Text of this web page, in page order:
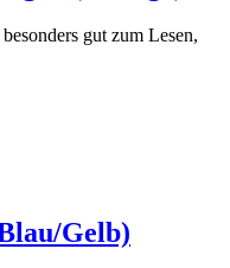
gut zum Lesen,
Gelb)